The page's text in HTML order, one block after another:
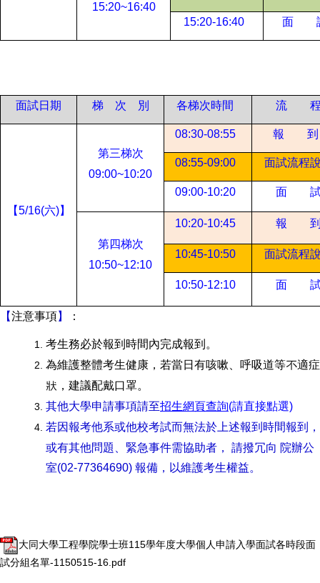
15:20~16:40
15:20-16:40 面
面試日期 梯 次 別 各梯次時間 流
【5/16(六)】
第三梯次
09:00~10:20
08:30-08:55 報 到
08:55-09:00 面試流程
09:00-10:20 面
第四梯次
10:50~12:10
10:20-10:45 報
10:45-10:50 面試流程
10:50-12:10 面
【注意事項】 ：
考生務必於報到時間內完成報到。
為維護整體考⽣健康，若當日有咳嗽、呼吸道等不適症
狀，建議配戴口罩。
其他大學申請事項請至招生網頁查詢(請直接點選)
若因報考他系或他校考試而無法於上述報到時間報到，
或有其他問題、緊急事件需協助者， 請撥冗向 院辦公
室(02-77364690) 報備，以維護考生權益。
大同大學工程學院學士班115學年度大學個人申請入學面試各時段面
試分組名單-1150515-16.pdf